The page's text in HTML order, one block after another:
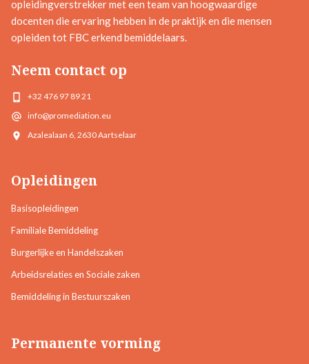
opleidingverstrekker met een team van hoogwaardige
docenten die ervaring hebben in de praktijk en die mensen
opleiden tot FBC erkend bemiddelaars.
Neem contact op
+32 476 97 89 21
info@promediation.eu
Azalealaan 6, 2630 Aartselaar
Opleidingen
Basisopleidingen
Familiale Bemiddeling
Burgerlijke en Handelszaken
Arbeidsrelaties en Sociale zaken
Bemiddeling in Bestuurszaken
Permanente vorming